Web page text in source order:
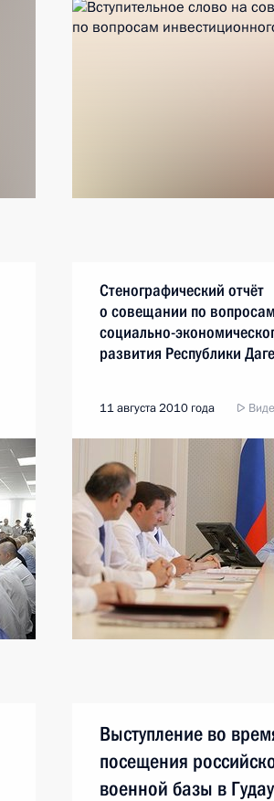
Стенографический отчёт
о совещании по вопросам
социально-
развития Республики
11 августа 2010 года
Выступление во
посещения
военной базы в